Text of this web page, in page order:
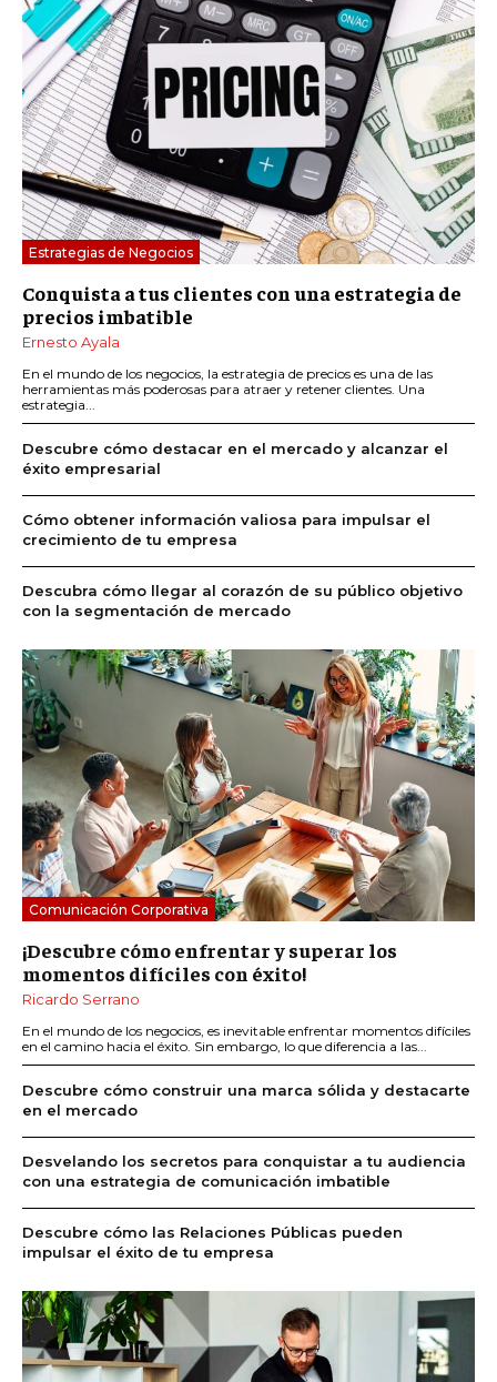
Estrategias de Negocios
Conquista a tus clientes con una estrategia de
precios imbatible
Ernesto Ayala
En el mundo de los negocios, la estrategia de precios es una de las
herramientas más poderosas para atraer y retener clientes. Una
estrategia...
Descubre cómo destacar en el mercado y alcanzar el
éxito empresarial
Cómo obtener información valiosa para impulsar el
crecimiento de tu empresa
Descubra cómo llegar al corazón de su público objetivo
con la segmentación de mercado
Comunicación Corporativa
¡Descubre cómo enfrentar y superar los
momentos difíciles con éxito!
Ricardo Serrano
En el mundo de los negocios, es inevitable enfrentar momentos difíciles
en el camino hacia el éxito. Sin embargo, lo que diferencia a las...
Descubre cómo construir una marca sólida y destacarte
en el mercado
Desvelando los secretos para conquistar a tu audiencia
con una estrategia de comunicación imbatible
Descubre cómo las Relaciones Públicas pueden
impulsar el éxito de tu empresa